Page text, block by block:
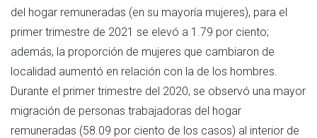
del hogar remuneradas (en su mayoría mujeres), para el
primer trimestre de 2021 se elevó a 1.79 por ciento;
además, la proporción de mujeres que cambiaron de
localidad aumentó en relación con la de los hombres.
Durante el primer trimestre del 2020, se observó una mayor
migración de personas trabajadoras del hogar
remuneradas (58.09 por ciento de los casos) al interior de